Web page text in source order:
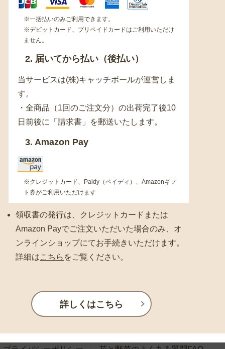
※一括払いのみご利用できます。
※デビットカード、プリペイドカードはご利用いただけ
ません。
2. 届いてから払い（後払い）
当サービスは(株)キャッチボールが運営しま
す。
・全商品（1回のご注文分）の出荷完了後10
日前後に「請求書」を郵送いたします。
3. Amazon Pay
※クレジットカード、Paidy（ペイディ）、Amazonギフ
ト券がご利用いただけます
領収書の発行は、クレジットカードまたは
Amazon Payでご注文いただいた場合のみ、オ
ンラインショップにてお手続きいただけます。
詳細はこちら をご覧ください。
詳しくはこちら